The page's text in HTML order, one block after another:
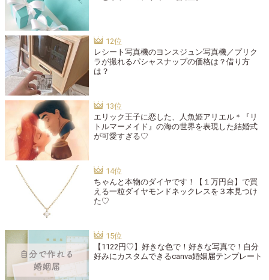
レシート写真機のヨンスジュン写真機／プリク
ラが撮れるパシャスナップの価格は？借り方
は？
エリック王子に恋した、人魚姫アリエル＊『リ
トルマーメイド』の海の世界を表現した結婚式
が可愛すぎる♡
ちゃんと本物のダイヤです！【１万円台】で買
える一粒ダイヤモンドネックレスを３本見つけ
た♡
【1122円♡】好きな色で！好きな写真で！自分
好みにカスタムできるcanva婚姻届テンプレート